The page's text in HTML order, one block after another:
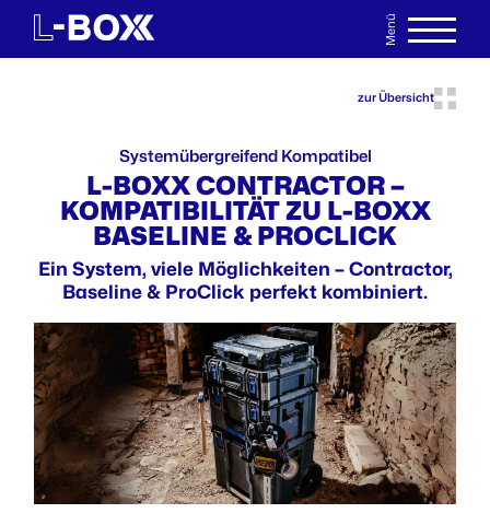
Menü
MERKLISTE
zur Übersicht
Systemübergreifend Kompatibel
L-BOXX CONTRACTOR –
KOMPATIBILITÄT ZU L-BOXX
BASELINE & PROCLICK
Ein System, viele Möglichkeiten – Contractor,
Baseline & ProClick perfekt kombiniert.